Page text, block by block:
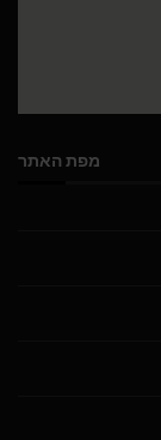
מפת האתר